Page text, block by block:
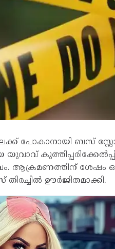
പോകാനായി ബസ്
യുവാവ്
ആക്രമണത്തിന് ശേഷം
ഊർജിതമാക്കി.